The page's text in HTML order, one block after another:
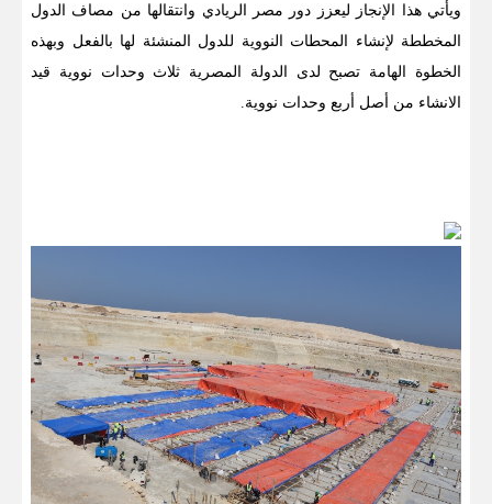
ويأتي هذا الإنجاز ليعزز دور مصر الريادي وانتقالها من مصاف الدول
المخططة لإنشاء المحطات النووية للدول المنشئة لها بالفعل وبهذه
الخطوة الهامة تصبح لدى الدولة المصرية ثلاث وحدات نووية قيد
الانشاء من أصل أربع وحدات نووية.